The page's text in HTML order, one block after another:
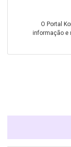
O Portal
informação e